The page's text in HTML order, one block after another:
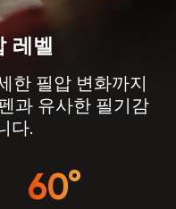
레벨
한 필압 변화까지
과 유사한 필기감
다.
60°